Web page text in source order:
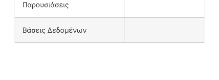
Παρουσιάσεις
Βάσεις Δεδομένων